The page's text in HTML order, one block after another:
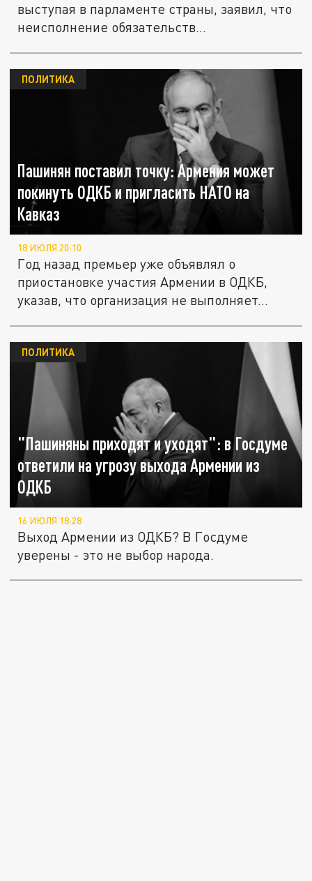
выступая в парламенте страны, заявил, что
неисполнение обязательств...
Пашинян поставил точку: Армения может
покинуть ОДКБ и пригласить НАТО на
Кавказ
ПОЛИТИКА
18 ИЮЛЯ 20:10
Год назад премьер уже объявлял о
приостановке участия Армении в ОДКБ,
указав, что организация не выполняет...
"Пашиняны приходят и уходят": в Госдуме
ответили на угрозу выхода Армении из
ОДКБ
ПОЛИТИКА
16 ИЮЛЯ 18:28
Выход Армении из ОДКБ? В Госдуме
уверены - это не выбор народа.